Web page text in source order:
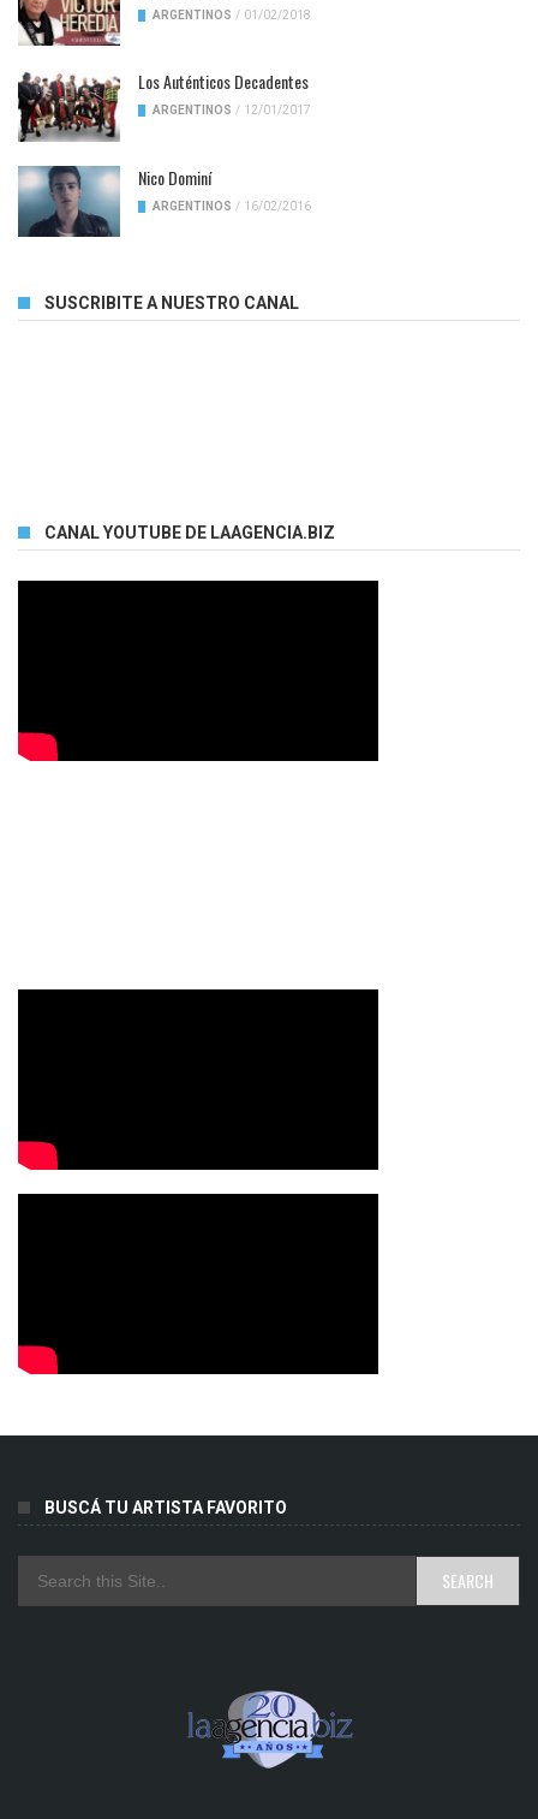
ARGENTINOS / 01/02/2018
Los Auténticos Decadentes
ARGENTINOS / 12/01/2017
Nico Dominí
ARGENTINOS / 16/02/2016
SUSCRIBITE A NUESTRO CANAL
CANAL YOUTUBE DE LAAGENCIA.BIZ
BUSCÁ TU ARTISTA FAVORITO